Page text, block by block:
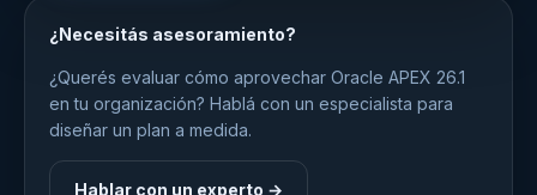
¿Necesitás asesoramiento?
¿Querés evaluar cómo aprovechar Oracle APEX 26.1
en tu organización? Hablá con un especialista para
diseñar un plan a medida.
Hablar con un experto →